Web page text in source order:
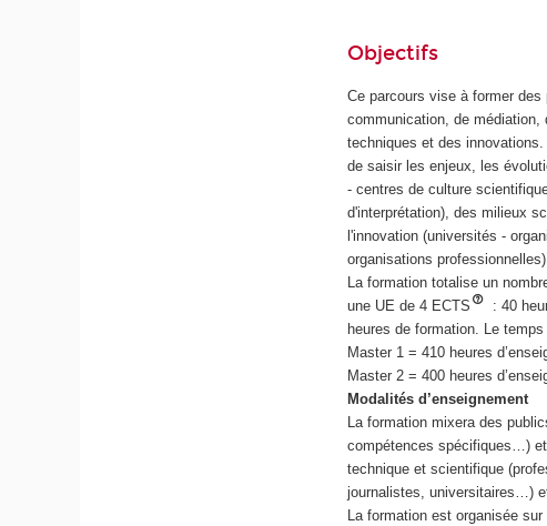
Objectifs
Ce parcours vise à former
communication, de
techniques et des
de saisir les enjeux, les
- centres de culture
d'interprétation), des milieux
l'innovation (universités -
organisations
La formation totalise un
une UE de 4 ECTS
: 40
heures de formation. Le
Master 1 = 410 heures
Master 2 = 400 heures
Modalités d’enseignement
La formation mixera des
compétences spécifiques…)
technique et scientifique
journalistes, universitaires…)
La formation est organisée